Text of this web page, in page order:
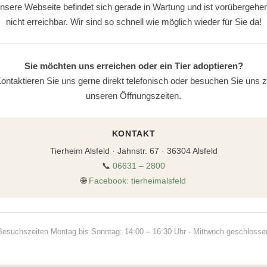
Webseite befindet sich gerade in Wartung und ist
nicht erreichbar. Wir sind so schnell wie möglich wieder für Sie da!
Sie möchten uns erreichen oder ein Tier adoptieren?
Sie uns gerne direkt telefonisch oder besuchen Sie uns
unseren Öffnungszeiten.
KONTAKT
Tierheim Alsfeld · Jahnstr. 67 · 36304 Alsfeld
📞 06631 – 2800
🌐 Facebook: tierheimalsfeld
Montag bis Sonntag: 14:00 – 16:30 Uhr - Mittwoch